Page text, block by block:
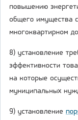
повышению
общего имущества
многоквартирном
8) установление
эффективности
на которые
муниципальных
9) установление